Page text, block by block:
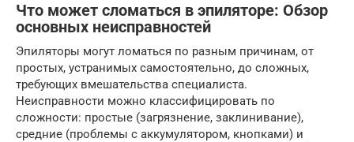
Что может сломаться в эпиляторе: Обзор
основных неисправностей
Эпиляторы могут ломаться по разным причинам, от
простых, устранимых самостоятельно, до сложных,
требующих вмешательства специалиста.
Неисправности можно классифицировать по
сложности: простые (загрязнение, заклинивание),
средние (проблемы с аккумулятором, кнопками) и